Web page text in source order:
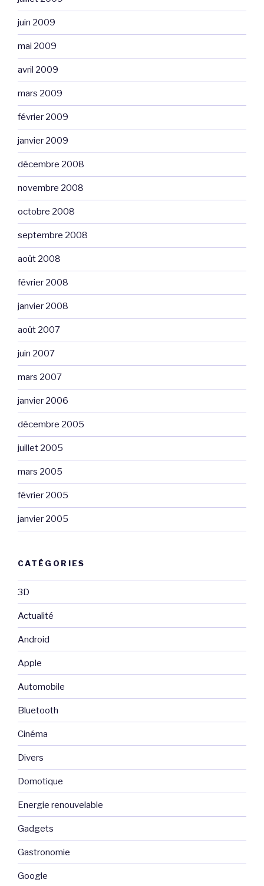
juin 2009
mai 2009
avril 2009
mars 2009
février 2009
janvier 2009
décembre 2008
novembre 2008
octobre 2008
septembre 2008
août 2008
février 2008
janvier 2008
août 2007
juin 2007
mars 2007
janvier 2006
décembre 2005
juillet 2005
mars 2005
février 2005
janvier 2005
CATÉGORIES
3D
Actualité
Android
Apple
Automobile
Bluetooth
Cinéma
Divers
Domotique
Energie renouvelable
Gadgets
Gastronomie
Google